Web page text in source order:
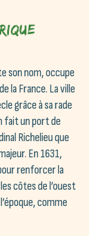
son nom, occupe
la France. La ville
grâce à sa rade
fait un port de
Richelieu que
En 1631,
renforcer la
côtes de l’ouest
comme